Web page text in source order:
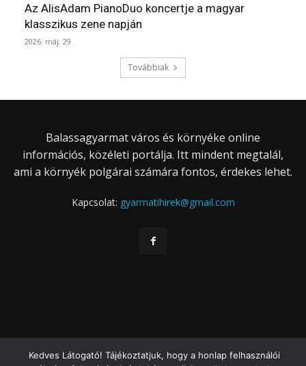
Az AlisAdam PianoDuo koncertje a magyar
klasszikus zene napján
2026. máj. 29.
Továbbiak
Balassagyarmat város és környéke online
információs, közéleti portálja. Itt mindent megtalál,
ami a környék polgárai számára fontos, érdekes lehet.
Kapcsolat: gyarmatihirek@gmail.com
Kedves Látogató! Tájékoztatjuk, hogy a honlap felhasználói